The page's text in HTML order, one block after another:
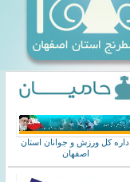
اداره کل ورزش و جوانان استان
اصفهان